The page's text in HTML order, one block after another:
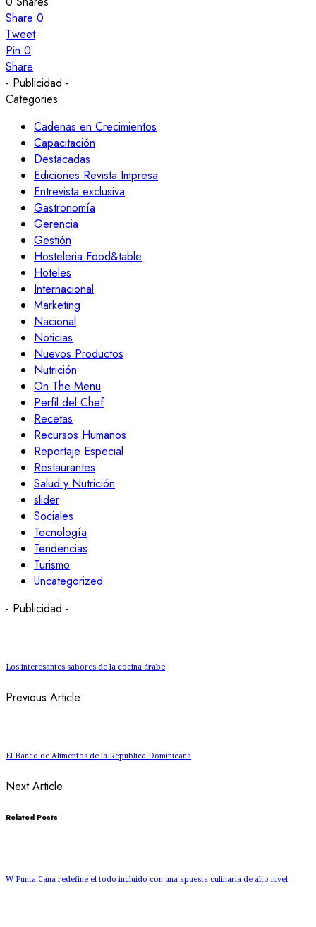
Share 0
Tweet
Pin 0
Share
- Publicidad -
Categories
Cadenas en Crecimientos
Capacitación
Destacadas
Ediciones Revista Impresa
Entrevista exclusiva
Gastronomía
Gerencia
Gestión
Hosteleria Food&table
Hoteles
Internacional
Marketing
Nacional
Noticias
Nuevos Productos
Nutrición
On The Menu
Perfil del Chef
Recetas
Recursos Humanos
Reportaje Especial
Restaurantes
Salud y Nutrición
slider
Sociales
Tecnología
Tendencias
Turismo
Uncategorized
- Publicidad -
Los interesantes sabores de la cocina árabe
Previous Article
El Banco de Alimentos de la República Dominicana
Next Article
Related Posts
W Punta Cana redefine el todo incluido con una apuesta culinaria de alto nivel